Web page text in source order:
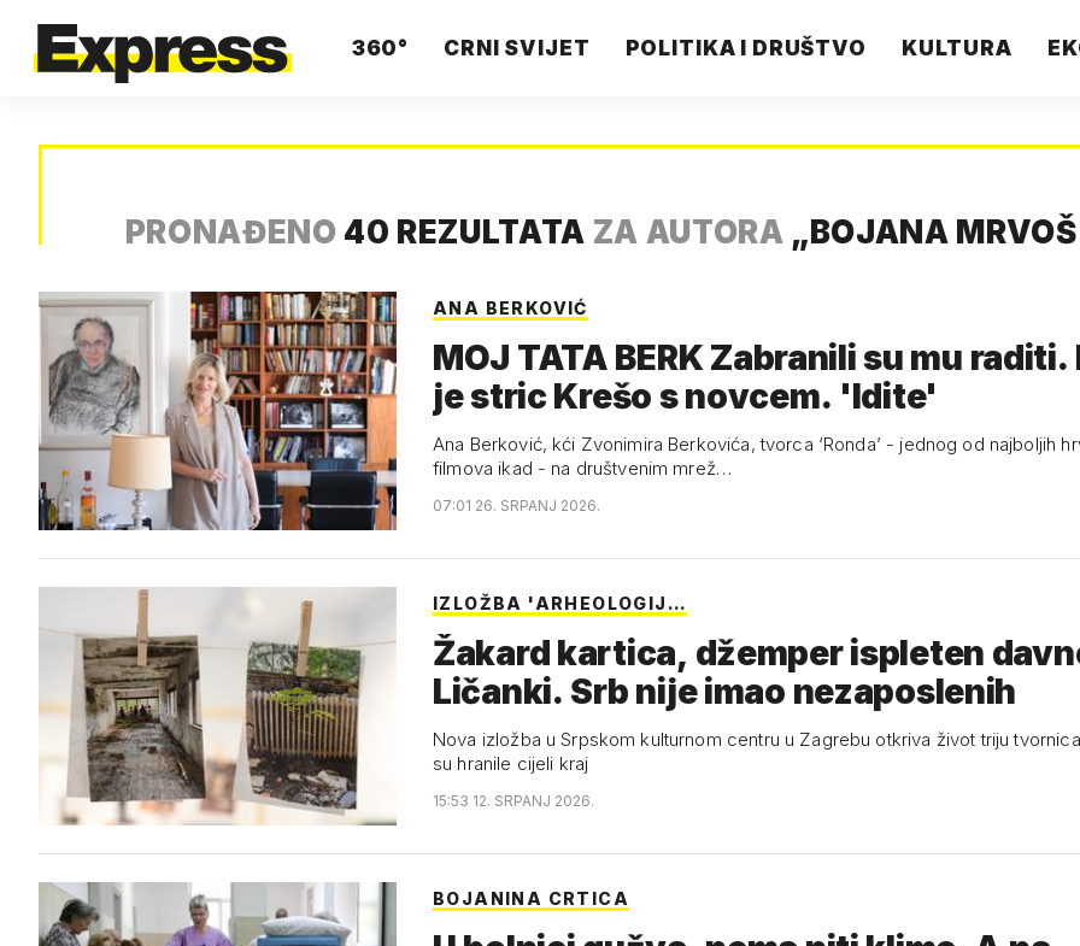
360° CRNI SVIJET POLITIKA I DRUŠTVO KULTURA
PRONAĐENO 40 REZULTATA ZA AUTORA „BOJANA MRVOŠ
ANA BERKOVIĆ
MOJ TATA BERK Zabranili su mu raditi.
je stric Krešo s novcem. 'Idite'
Ana Berković, kći Zvonimira Berkovića, tvorca ‘Ronda’ - jednog od najboljih
filmova ikad - na društvenim mrež…
07:01 26. SRPANJ 2026.
IZLOŽBA 'ARHEOLOGIJ…
Žakard kartica, džemper ispleten
Ličanki. Srb nije imao nezaposlenih
Nova izložba u Srpskom kulturnom centru u Zagrebu otkriva život triju
su hranile cijeli kraj
15:53 12. SRPANJ 2026.
BOJANINA CRTICA